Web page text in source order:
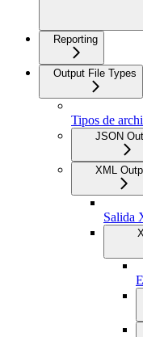
Reporting
Output File Types
Tipos de
JSON
XML
Salida